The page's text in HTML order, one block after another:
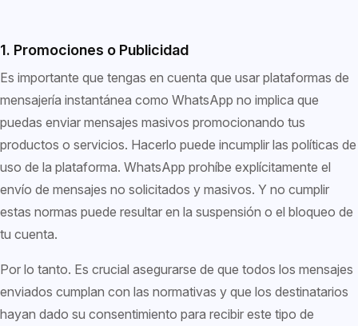
1. Promociones o Publicidad
Es importante que tengas en cuenta que usar plataformas de
mensajería instantánea como WhatsApp no implica que
puedas enviar mensajes masivos promocionando tus
productos o servicios. Hacerlo puede incumplir las políticas de
uso de la plataforma. WhatsApp prohíbe explícitamente el
envío de mensajes no solicitados y masivos. Y no cumplir
estas normas puede resultar en la suspensión o el bloqueo de
tu cuenta.
Por lo tanto. Es crucial asegurarse de que todos los mensajes
enviados cumplan con las normativas y que los destinatarios
hayan dado su consentimiento para recibir este tipo de